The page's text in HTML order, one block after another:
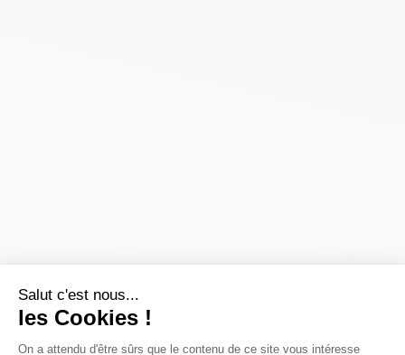
Salut c'est nous...
les Cookies !
On a attendu d'être sûrs que le contenu de ce site vous intéresse